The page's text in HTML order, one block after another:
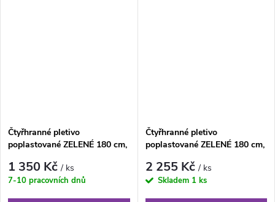
Čtyřhranné pletivo
poplastované ZELENÉ 180 cm,
napínacím drátem
1 350 Kč/ ks
7-10 pracovních dnů
Čtyřhranné pletivo
poplastované ZELENÉ 180 cm,
napínacím drátem
2 255 Kč/ ks
Skladem 1 ks